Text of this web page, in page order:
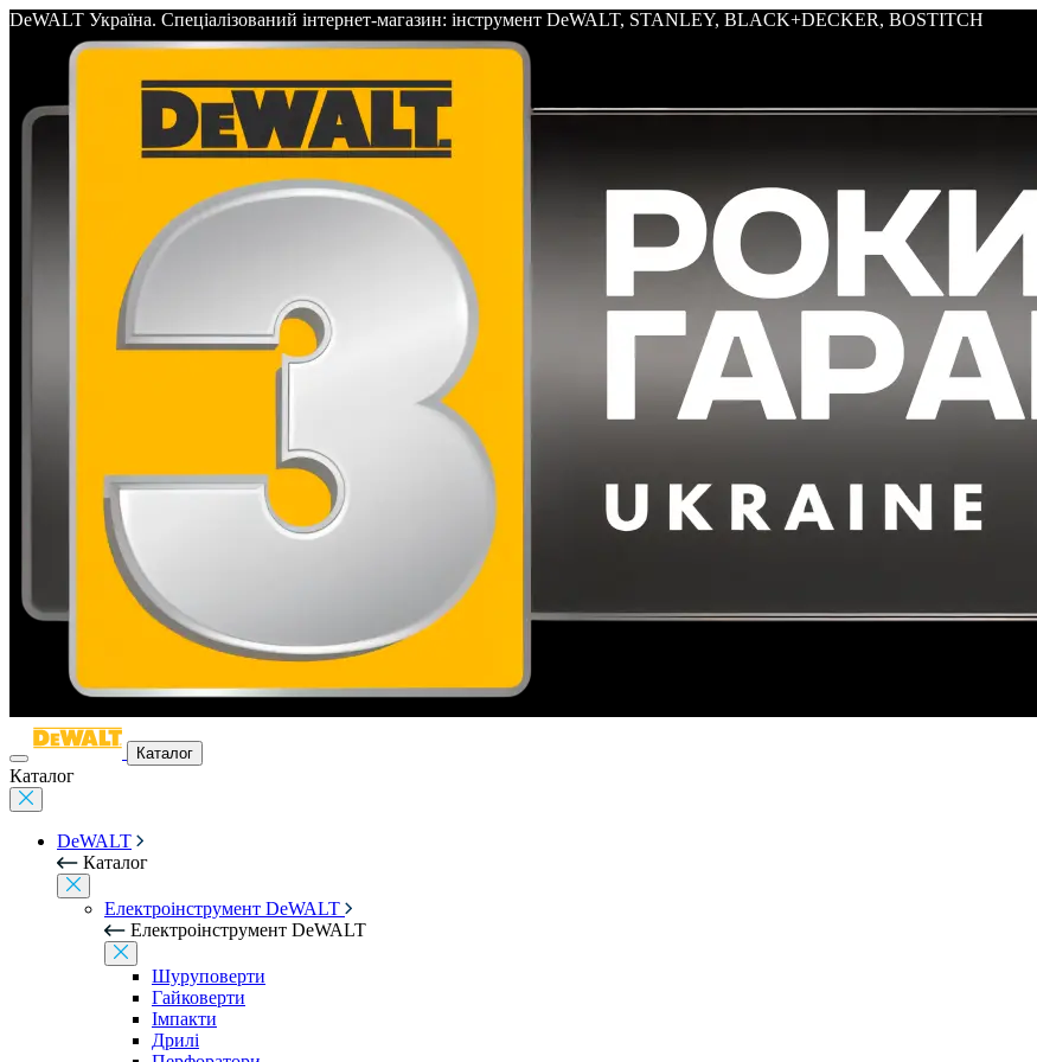
DeWALT Україна. Спеціалізований інтернет-магазин: інструмент DeWALT, STANLEY, BLACK+DECKER, BOSTITCH
Каталог
Каталог
DeWALT
Каталог
Електроінструмент DeWALT
Електроінструмент DeWALT
Шуруповерти
Гайковерти
Імпакти
Дрилі